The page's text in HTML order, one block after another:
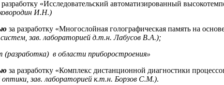
разработку «Исследовательский автоматизированный
И.Н.)
за разработку «Многослойная голографическая память на
зав. лабораторией д.т.н. Лабусов В.А.);
в области приборостроения»
за разработку «Комплекс дистанционной диагностики
зав. лабораторией к.т.н. Борзов С.М.).